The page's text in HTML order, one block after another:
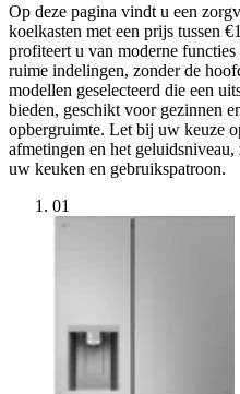
Op deze pagina vindt u een
koelkasten met een prijs tussen
profiteert u van moderne
ruime indelingen, zonder de
modellen geselecteerd die een
bieden, geschikt voor gezinnen
opbergruimte. Let bij uw keuze
afmetingen en het
uw keuken en gebruikspatroon.
01